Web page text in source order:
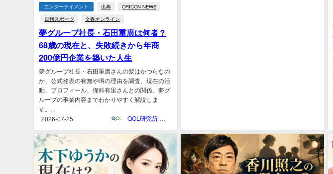
エンターテイメント 出典
ORICON NEWS
日刊スポーツ
文春オンライン
夢グループ社長・石田重廣は何者？
68歳の現在と、失敗続きから年商
200億円企業を築いた人生
夢グループ社長・石田重廣さんの髪はかつらなの
か、公式発表の有無や噂の理由を調査。現在の活
動、プロフィール、保科有里さんとの関係、夢グ
ループの事業内容までわかりやすく解説しま
す。...
2026-07-25
QOL研究所 ウェブマガジン